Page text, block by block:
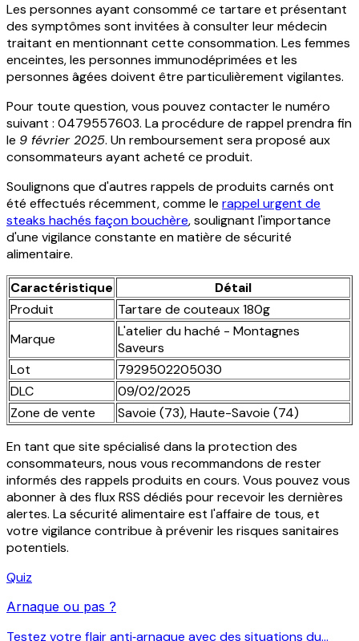
Les personnes ayant consommé ce tartare et présentant
des symptômes sont invitées à consulter leur médecin
traitant en mentionnant cette consommation. Les femmes
enceintes, les personnes immunodéprimées et les
personnes âgées doivent être particulièrement vigilantes.
Pour toute question, vous pouvez contacter le numéro
suivant : 0479557603. La procédure de rappel prendra fin
le 9 février 2025. Un remboursement sera proposé aux
consommateurs ayant acheté ce produit.
Soulignons que d'autres rappels de produits carnés ont
été effectués récemment, comme le rappel urgent de
steaks hachés façon bouchère, soulignant l'importance
d'une vigilance constante en matière de sécurité
alimentaire.
Caractéristique
Détail
Produit
Tartare de couteaux 180g
Marque
L'atelier du haché - Montagnes
Saveurs
Lot
7929502205030
DLC
09/02/2025
Zone de vente
Savoie (73), Haute-Savoie (74)
En tant que site spécialisé dans la protection des
consommateurs, nous vous recommandons de rester
informés des rappels produits en cours. Vous pouvez vous
abonner à des flux RSS dédiés pour recevoir les dernières
alertes. La sécurité alimentaire est l'affaire de tous, et
votre vigilance contribue à prévenir les risques sanitaires
potentiels.
Quiz
Arnaque ou pas ?
Testez votre flair anti‑arnaque avec des situations du...